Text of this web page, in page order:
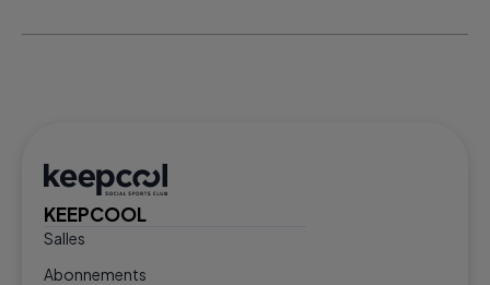
KEEPCOOL
Salles
Abonnements